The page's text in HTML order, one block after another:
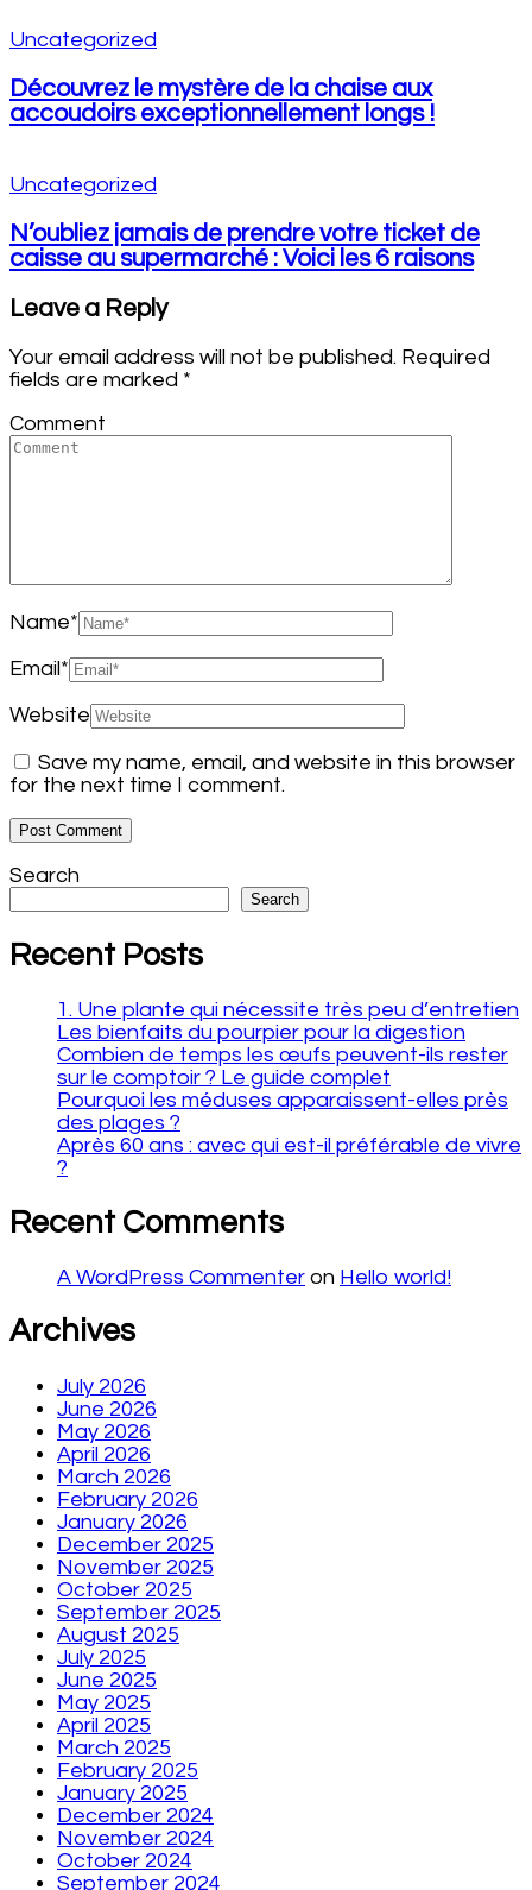
Uncategorized
Découvrez le mystère de la chaise aux
accoudoirs exceptionnellement longs !
Uncategorized
N’oubliez jamais de prendre votre ticket de
caisse au supermarché : Voici les 6 raisons
Leave a Reply
Your email address will not be published. Required
fields are marked *
Comment
Name*
Email *
Website
Save my name, email, and website in this browser
for the next time I comment.
Search
Search
Recent Posts
1. Une plante qui nécessite très peu d’entretien
Les bienfaits du pourpier pour la digestion
Combien de temps les œufs peuvent-ils rester
sur le comptoir ? Le guide complet
Pourquoi les méduses apparaissent-elles près
des plages ?
Après 60 ans : avec qui est-il préférable de vivre
?
Recent Comments
A WordPress Commenter on Hello world!
Archives
July 2026
June 2026
May 2026
April 2026
March 2026
February 2026
January 2026
December 2025
November 2025
October 2025
September 2025
August 2025
July 2025
June 2025
May 2025
April 2025
March 2025
February 2025
January 2025
December 2024
November 2024
October 2024
September 2024